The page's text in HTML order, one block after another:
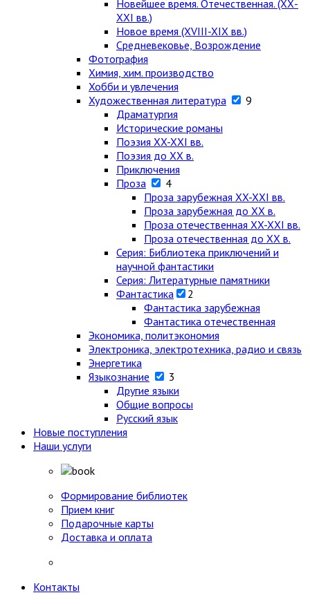
Новейшее время. Отечественная. (ХХ-
ХХI вв.)
Новое время (XVIII-XIX вв.)
Средневековье, Возрождение
Фотография
Химия, хим. производство
Хобби и увлечения
Художественная литература
9
Драматургия
Исторические романы
Поэзия XX-XXI вв.
Поэзия до XX в.
Приключения
Проза
4
Проза зарубежная XX-XXI вв.
Проза зарубежная до XX в.
Проза отечественная XX-XXI вв.
Проза отечественная до XX в.
Серия: Библиотека приключений и
научной фантастики
Серия: Литературные памятники
Фантастика
2
Фантастика зарубежная
Фантастика отечественная
Экономика, политэкономия
Электроника, электротехника, радио и связь
Энергетика
Языкознание
3
Другие языки
Общие вопросы
Русский язык
Новые поступления
Наши услуги
Формирование библиотек
Прием книг
Подарочные карты
Доставка и оплата
Контакты